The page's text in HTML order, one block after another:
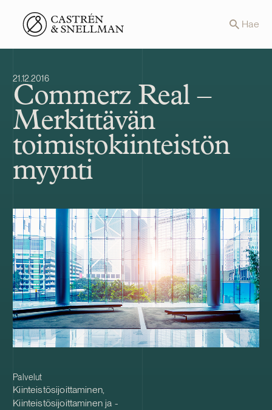
Front page Hae
21.12.2016
Commerz Real –
Merkittävän
toimistokiinteistön
myynti
Palvelut
Kiinteistösijoittaminen,
Kiinteistösijoittaminen ja -